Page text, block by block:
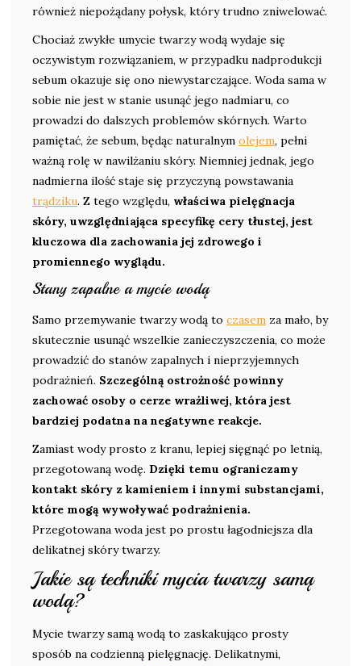
również niepożądany połysk, który trudno zniwelować.
Chociaż zwykłe umycie twarzy wodą wydaje się
oczywistym rozwiązaniem, w przypadku nadprodukcji
sebum okazuje się ono niewystarczające. Woda sama w
sobie nie jest w stanie usunąć jego nadmiaru, co
prowadzi do dalszych problemów skórnych. Warto
pamiętać, że sebum, będąc naturalnym olejem, pełni
ważną rolę w nawilżaniu skóry. Niemniej jednak, jego
nadmierna ilość staje się przyczyną powstawania
trądziku. Z tego względu, właściwa pielęgnacja
skóry, uwzględniająca specyfikę cery tłustej, jest
kluczowa dla zachowania jej zdrowego i
promiennego wyglądu.
Stany zapalne a mycie wodą
Samo przemywanie twarzy wodą to czasem za mało, by
skutecznie usunąć wszelkie zanieczyszczenia, co może
prowadzić do stanów zapalnych i nieprzyjemnych
podrażnień. Szczególną ostrożność powinny
zachować osoby o cerze wrażliwej, która jest
bardziej podatna na negatywne reakcje.
Zamiast wody prosto z kranu, lepiej sięgnąć po letnią,
przegotowaną wodę. Dzięki temu ograniczamy
kontakt skóry z kamieniem i innymi substancjami,
które mogą wywoływać podrażnienia.
Przegotowana woda jest po prostu łagodniejsza dla
delikatnej skóry twarzy.
Jakie są techniki mycia twarzy samą
wodą?
Mycie twarzy samą wodą to zaskakująco prosty
sposób na codzienną pielęgnację. Delikatnymi,